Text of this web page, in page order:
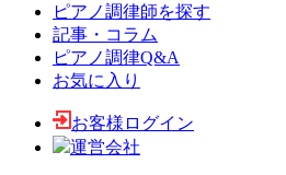
ピアノ調律師を探す
記事・コラム
ピアノ調律Q&A
お気に入り
お客様ログイン
運営会社